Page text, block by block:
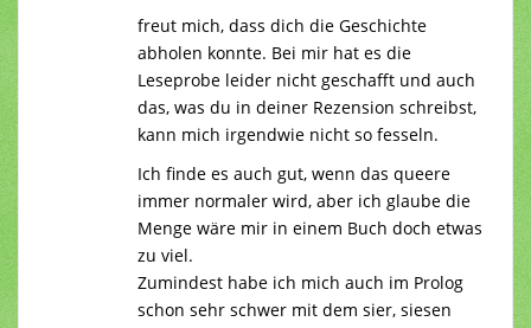
freut mich, dass dich die Geschichte
abholen konnte. Bei mir hat es die
Leseprobe leider nicht geschafft und auch
das, was du in deiner Rezension schreibst,
kann mich irgendwie nicht so fesseln.
Ich finde es auch gut, wenn das queere
immer normaler wird, aber ich glaube die
Menge wäre mir in einem Buch doch etwas
zu viel.
Zumindest habe ich mich auch im Prolog
schon sehr schwer mit dem sier, siesen